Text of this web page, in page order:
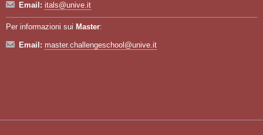
Email: itals@unive.it
Per informazioni sui Master:
Email: master.challengeschool@unive.it